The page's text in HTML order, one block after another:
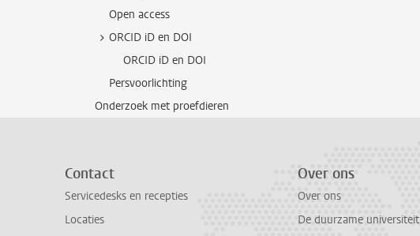
Open access
ORCID iD en DOI
ORCID iD en DOI
Persvoorlichting
Onderzoek met proefdieren
Contact
Servicedesks en recepties
Locaties
Over ons
Over ons
De duurzame universiteit